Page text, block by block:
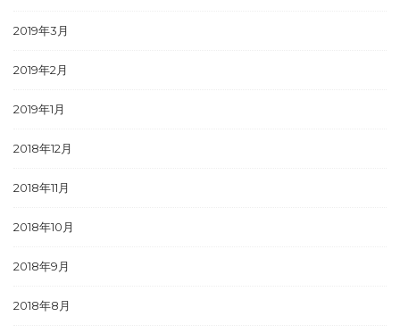
2019年3月
2019年2月
2019年1月
2018年12月
2018年11月
2018年10月
2018年9月
2018年8月